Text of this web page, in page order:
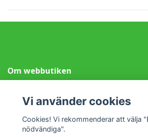
Om webbutiken
Information
Sociala medier
Vi använder cookies
Cookies! Vi rekommenderar att välja
nödvändiga".